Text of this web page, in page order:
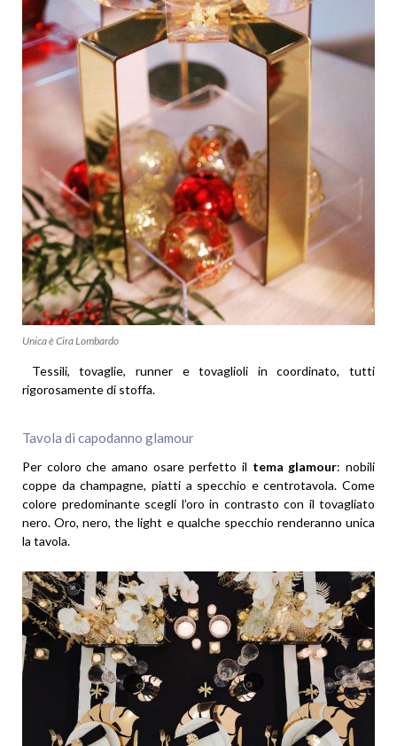
Unica è Cira Lombardo
Tessili, tovaglie, runner e tovaglioli in coordinato, tutti
rigorosamente di stoffa.
Tavola di capodanno glamour
Per coloro che amano osare perfetto il tema glamour: nobili
coppe da champagne, piatti a specchio e centrotavola. Come
colore predominante scegli l’oro in contrasto con il tovagliato
nero. Oro, nero, the light e qualche specchio renderanno unica
la tavola.